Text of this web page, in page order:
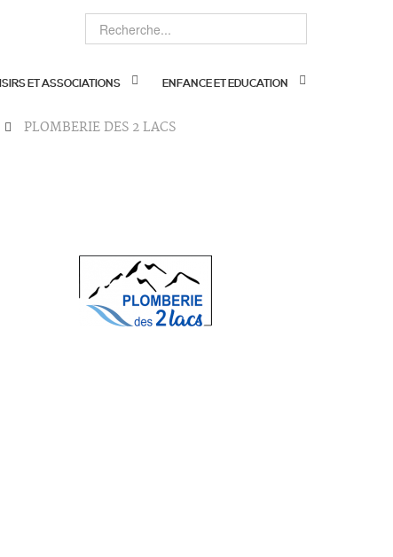
ET ASSOCIATIONS ENFANCE ET EDUCATION
PLOMBERIE DES 2 LACS